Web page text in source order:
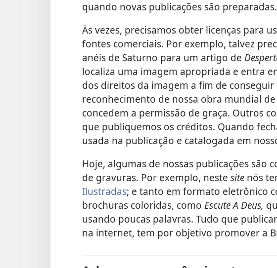
quando novas publicações são preparadas.
Às vezes, precisamos obter licenças para
fontes comerciais. Por exemplo, talvez
anéis de Saturno para um artigo de
localiza uma imagem apropriada e entra
dos direitos da imagem a fim de conseguir
reconhecimento de nossa obra mundial
concedem a permissão de graça. Outros
que publiquemos os créditos. Quando
usada na publicação e catalogada em
Hoje, algumas de nossas publicações são
de gravuras. Por exemplo, neste site nós
Ilustradas; e tanto em formato eletrônico
brochuras coloridas, como Escute A Deus,
usando poucas palavras. Tudo que
na internet, tem por objetivo promover a